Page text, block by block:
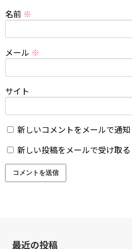
名前 ※
メール ※
サイト
新しいコメントをメールで通知
新しい投稿をメールで受け取る
最近の投稿